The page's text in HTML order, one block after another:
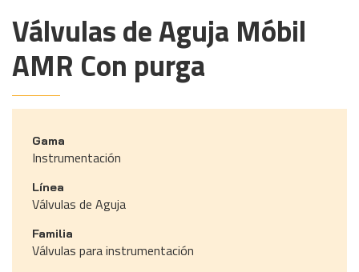
Válvulas de Aguja Móbil
AMR Con purga
Gama
Instrumentación
Línea
Válvulas de Aguja
Familia
Válvulas para instrumentación